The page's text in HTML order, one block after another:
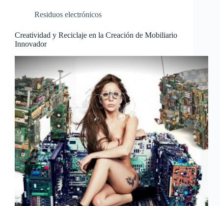
Residuos electrónicos
Creatividad y Reciclaje en la Creación de Mobiliario
Innovador